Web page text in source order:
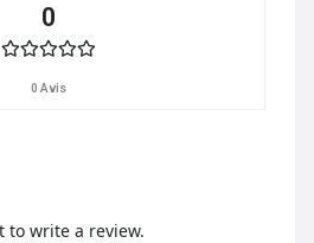
0
0 Avis
to write a review.